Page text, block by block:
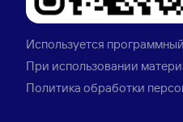
Используется
При использовании
Политика обработки